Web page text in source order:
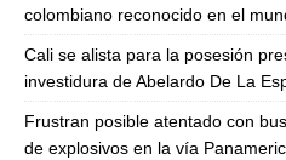
colombiano reconocido en el
Cali se alista para la posesión
investidura de Abelardo De La
Frustran posible atentado con
de explosivos en la vía